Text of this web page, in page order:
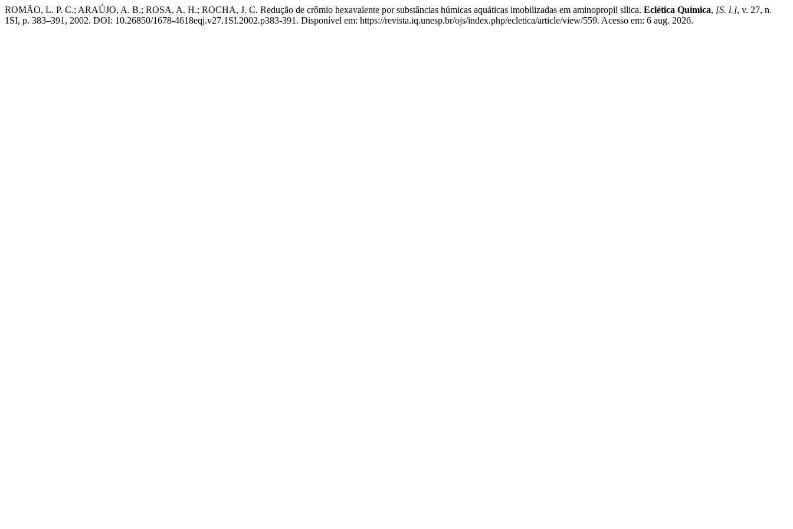
ROMÃO, L. P. C.; ARAÚJO, A. B.; ROSA, A. H.; ROCHA, J. C. Redução de crômio hexavalente por substâncias húmicas aquáticas imobilizadas em aminopropil sílica. Eclética Química, [S. l.], v. 27, n.
1SI, p. 383–391, 2002. DOI: 10.26850/1678-4618eqj.v27.1SI.2002.p383-391. Disponível em: https://revista.iq.unesp.br/ojs/index.php/ecletica/article/view/559. Acesso em: 6 aug. 2026.